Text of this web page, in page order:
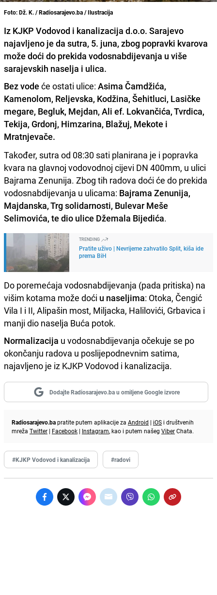
Foto: Dž. K. / Radiosarajevo.ba / Ilustracija
Iz KJKP Vodovod i kanalizacija d.o.o. Sarajevo
najavljeno je da sutra, 5. juna, zbog popravki kvarova
može doći do prekida vodosnabdijevanja u više
sarajevskih naselja i ulica.
Bez vode će ostati ulice: Asima Čamdžića,
Kamenolom, Reljevska, Kodžina, Šehitluci, Lasičke
megare, Begluk, Mejdan, Ali ef. Lokvančića, Tvrdica,
Tekija, Grdonj, Himzarina, Blažuj, Mekote i
Mratnjevače.
Također, sutra od 08:30 sati planirana je i popravka
kvara na glavnoj vodovodnoj cijevi DN 400mm, u ulici
Bajrama Zenunija. Zbog tih radova doći će do prekida
vodosnabdijevanja u ulicama: Bajrama Zenunija,
Majdanska, Trg solidarnosti, Bulevar Meše
Selimovića, te dio ulice Džemala Bijedića.
TRENDING
Pratite uživo | Nevrijeme zahvatilo Split, kiša ide
prema BiH
Do poremećaja vodosnabdijevanja (pada pritiska) na
višim kotama može doći u naseljima: Otoka, Čengić
Vila I i II, Alipašin most, Miljacka, Halilovići, Grbavica i
manji dio naselja Buća potok.
Normalizacija u vodosnabdijevanja očekuje se po
okončanju radova u poslijepodnevnim satima,
najavljeno je iz KJKP Vodovod i kanalizacija.
Dodajte Radiosarajevo.ba u omiljene Google izvore
Radiosarajevo.bapratite putem aplikacije za Android | iOS i društvenih
mreža Twitter | Facebook | Instagram, kao i putem našeg ViberChata.
#KJKP Vodovod i kanalizacija #radovi